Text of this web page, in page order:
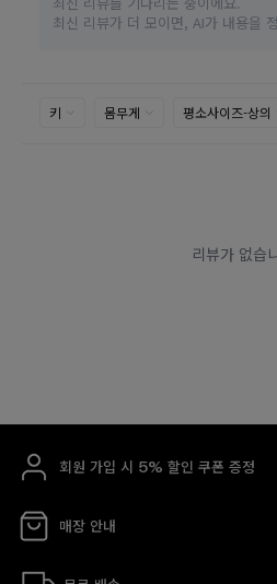
회원 가입 시 5% 할인 쿠폰 증정
매장 안내